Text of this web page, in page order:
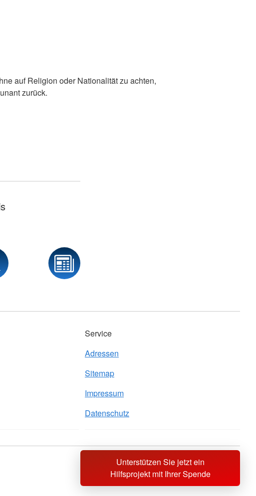
auf Religion oder Nationalität zu achten,
zurück.
Unterstützen Sie jetzt ein
Hilfsprojekt mit Ihrer Spende
Service
Adressen
Sitemap
Impressum
Datenschutz
Sprache wechseln zu